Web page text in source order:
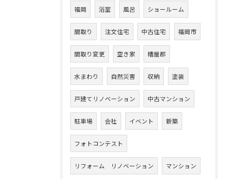
福岡 浴室 風呂 ショールーム
間取り 注文住宅 中古住宅 福岡市
間取り変更 空き家 糟屋郡
水まわり 自然災害 収納 塗装
戸建てリノベーション 中古マンション
駐車場 会社 イベント 新築
フォトコンテスト
リフォーム リノベーション マンション